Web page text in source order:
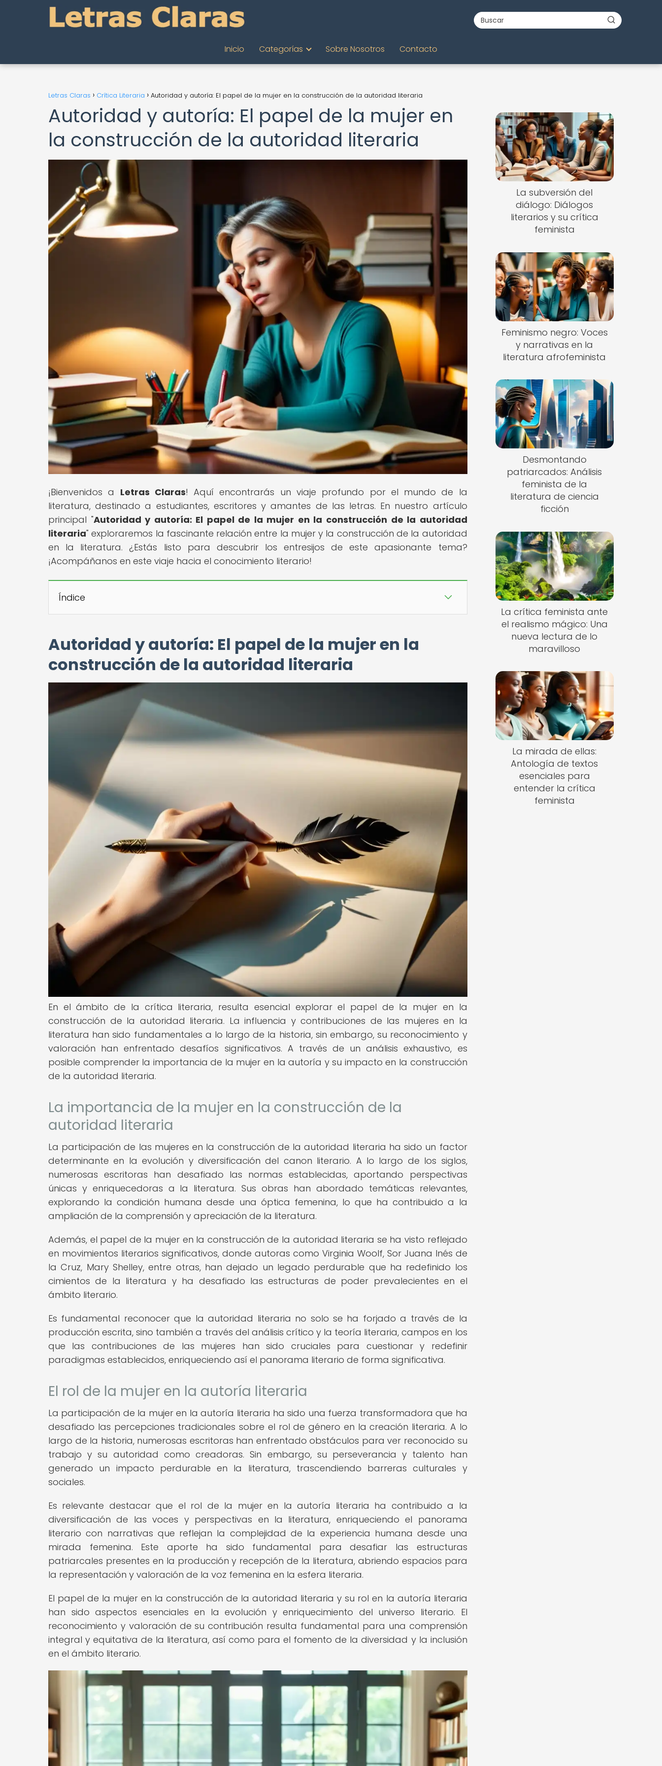
Inicio Categorías Sobre Nosotros Contacto
Letras Claras Crítica Literaria Autoridad y autoría: El papel de la mujer en la construcción de la autoridad literaria
Autoridad y autoría: El papel de la mujer en
la construcción de la autoridad literaria
¡Bienvenidos a Letras Claras! Aquí encontrarás un viaje profundo por el mundo de la
literatura, destinado a estudiantes, escritores y amantes de las letras. En nuestro artículo
principal "Autoridad y autoría: El papel de la mujer en la construcción de la autoridad
literaria" exploraremos la fascinante relación entre la mujer y la construcción de la autoridad
en la literatura. ¿Estás listo para descubrir los entresijos de este apasionante tema?
¡Acompáñanos en este viaje hacia el conocimiento literario!
Índice
Autoridad y autoría: El papel de la mujer en la
construcción de la autoridad literaria
En el ámbito de la crítica literaria, resulta esencial explorar el papel de la mujer en la
construcción de la autoridad literaria. La influencia y contribuciones de las mujeres en la
literatura han sido fundamentales a lo largo de la historia, sin embargo, su reconocimiento y
valoración han enfrentado desafíos significativos. A través de un análisis exhaustivo, es
posible comprender la importancia de la mujer en la autoría y su impacto en la construcción
de la autoridad literaria.
La importancia de la mujer en la construcción de la
autoridad literaria
La participación de las mujeres en la construcción de la autoridad literaria ha sido un factor
determinante en la evolución y diversificación del canon literario. A lo largo de los siglos,
numerosas escritoras han desafiado las normas establecidas, aportando perspectivas
únicas y enriquecedoras a la literatura. Sus obras han abordado temáticas relevantes,
explorando la condición humana desde una óptica femenina, lo que ha contribuido a la
ampliación de la comprensión y apreciación de la literatura.
Además, el papel de la mujer en la construcción de la autoridad literaria se ha visto reflejado
en movimientos literarios significativos, donde autoras como Virginia Woolf, Sor Juana Inés de
la Cruz, Mary Shelley, entre otras, han dejado un legado perdurable que ha redefinido los
cimientos de la literatura y ha desafiado las estructuras de poder prevalecientes en el
ámbito literario.
Es fundamental reconocer que la autoridad literaria no solo se ha forjado a través de la
producción escrita, sino también a través del análisis crítico y la teoría literaria, campos en los
que las contribuciones de las mujeres han sido cruciales para cuestionar y redefinir
paradigmas establecidos, enriqueciendo así el panorama literario de forma significativa.
El rol de la mujer en la autoría literaria
La participación de la mujer en la autoría literaria ha sido una fuerza transformadora que ha
desafiado las percepciones tradicionales sobre el rol de género en la creación literaria. A lo
largo de la historia, numerosas escritoras han enfrentado obstáculos para ver reconocido su
trabajo y su autoridad como creadoras. Sin embargo, su perseverancia y talento han
generado un impacto perdurable en la literatura, trascendiendo barreras culturales y
sociales.
Es relevante destacar que el rol de la mujer en la autoría literaria ha contribuido a la
diversificación de las voces y perspectivas en la literatura, enriqueciendo el panorama
literario con narrativas que reflejan la complejidad de la experiencia humana desde una
mirada femenina. Este aporte ha sido fundamental para desafiar las estructuras
patriarcales presentes en la producción y recepción de la literatura, abriendo espacios para
la representación y valoración de la voz femenina en la esfera literaria.
El papel de la mujer en la construcción de la autoridad literaria y su rol en la autoría literaria
han sido aspectos esenciales en la evolución y enriquecimiento del universo literario. El
reconocimiento y valoración de su contribución resulta fundamental para una comprensión
integral y equitativa de la literatura, así como para el fomento de la diversidad y la inclusión
en el ámbito literario.
La subversión del
diálogo: Diálogos
literarios y su crítica
feminista
Feminismo negro: Voces
y narrativas en la
literatura afrofeminista
Desmontando
patriarcados: Análisis
feminista de la
literatura de ciencia
ficción
La crítica feminista ante
el realismo mágico: Una
nueva lectura de lo
maravilloso
La mirada de ellas:
Antología de textos
esenciales para
entender la crítica
feminista